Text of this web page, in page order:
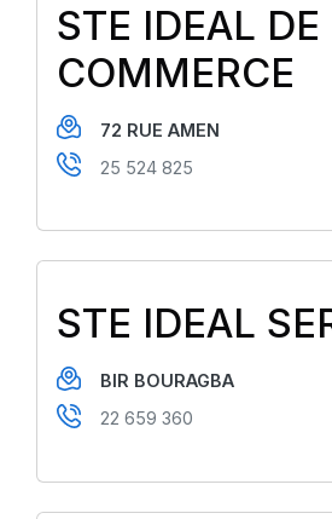
STE IDEAL DE
COMMERCE
72 RUE AMEN
25 524 825
STE IDEAL
BIR BOURAGBA
22 659 360